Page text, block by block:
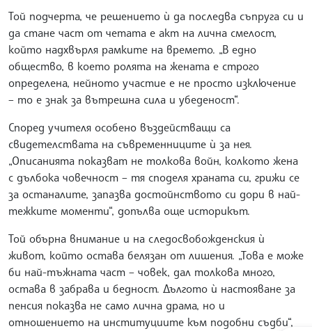
Той подчерта, че решението ѝ да последва съпруга си и
да стане част от четата е акт на лична смелост,
който надхвърля рамките на времето. „В едно
общество, в което ролята на жената е строго
определена, нейното участие е не просто изключение
– то е знак за вътрешна сила и убеденост“.
Според учителя особено въздействащи са
свидетелствата на съвременниците ѝ за нея.
„Описанията показват не толкова войн, колкото жена
с дълбока човечност – тя споделя храната си, грижи се
за останалите, запазва достойнството си дори в най-
тежките моменти“, допълва още историкът.
Той обърна внимание и на следосвобожденския ѝ
живот, който остава белязан от лишения. „Това е може
би най-тъжната част – човек, дал толкова много,
остава в забрава и бедност. Дългото ѝ настояване за
пенсия показва не само лична драма, но и
отношението на институциите към подобни съдби“,